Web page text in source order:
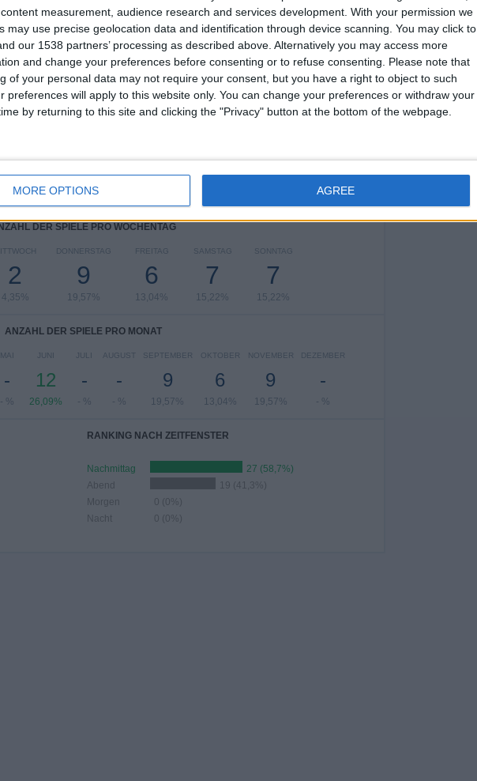
measurement, audience research and services development. With your permission we
may use precise geolocation data and identification through device scanning. You may click to
our 1538 partners’ processing as described above. Alternatively you may access more
and change your preferences before consenting or to refuse consenting.
Please note that
of your personal data may not require your consent, but you have a right to object to such
preferences will apply to this website only. You can change your preferences or withdraw your
by returning to this site and clicking the "Privacy" button at the bottom of the webpage.
MORE OPTIONS AGREE
GEGNER
VS Kosovo
BEWERBE
RANKING NACH BEWERBEN
Freundschaftsspiel
14 (30,43%)
UEFA Nations League
12 (26,09%)
UEFA U21-EM
2 (4,35%)
Gesamtes Ranking anzeigen
DER SPIELE PRO WOCHENTAG
2
4,35%
DONNERSTAG
9
19,57%
FREITAG
6
13,04%
SAMSTAG
7
15,22%
SONNTAG
7
15,22%
ANZAHL DER SPIELE PRO MONAT
MAI
-
- %
JUNI
12
26,09%
JULI
-
- %
AUGUST
-
- %
SEPTEMBER
9
19,57%
OKTOBER
6
13,04%
NOVEMBER
9
19,57%
DEZEMBER
-
- %
RANKING NACH ZEITFENSTER
Nachmittag
27 (58,7%)
Abend
19 (41,3%)
Morgen
0 (0%)
Nacht
0 (0%)